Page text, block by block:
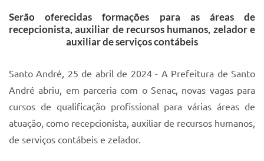
Ouvidoria da Cidade
Parque Escola
Quadra Fiscal
Serão oferecidas formações para as áreas de
recepcionista, auxiliar de recursos humanos, zelador e
auxiliar de serviços contábeis
Santo André, 25 de abril de 2024 - A Prefeitura de Santo
André abriu, em parceria com o Senac, novas vagas para
cursos de qualificação profissional para várias áreas de
atuação, como recepcionista, auxiliar de recursos humanos,
de serviços contábeis e zelador.